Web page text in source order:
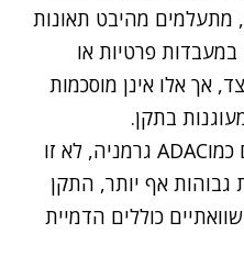
מתעלמים מהיבט תאונות
במעבדות פרטיות או
אך אלו אינן מוסכמות
בתקן.
לעומת זאת, באירופה ארגונים כמוADAC גרמניה, לא זו
גבוהות אף יותר, התקן
כוללים הדמיית